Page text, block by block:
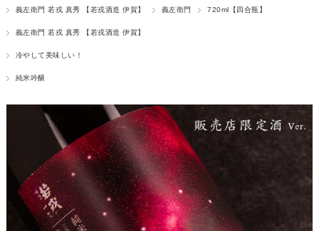
義左衛門 若戎 真秀 【若戎酒造 伊賀】
義左衛門 720ml【四合瓶】
義左衛門 若戎 真秀 【若戎酒造 伊賀】
冷やして美味しい！
純米吟醸